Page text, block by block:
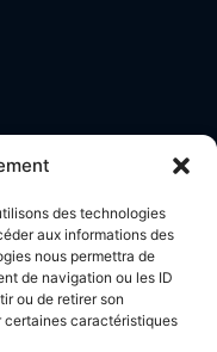
des technologies
aux informations des
nous permettra de
de navigation ou les ID
ou de retirer son
caractéristiques